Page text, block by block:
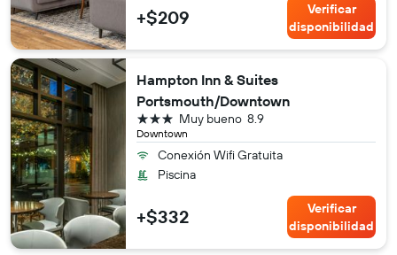
+$209
Verificar
disponibilidad
Hampton Inn & Suites
Portsmouth/Downtown
Downtown
8.9
Muy bueno
3 estrellas
Conexión Wifi Gratuita
Piscina
+$332
Verificar
disponibilidad